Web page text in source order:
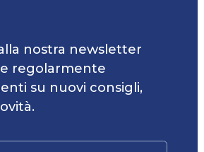
nostra newsletter
regolarmente
su nuovi consigli,